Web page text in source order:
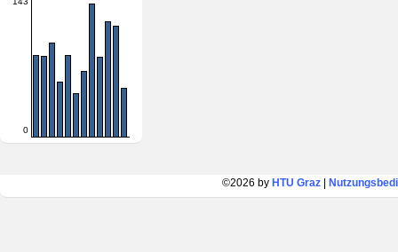
0
©2026 by HTU Graz|